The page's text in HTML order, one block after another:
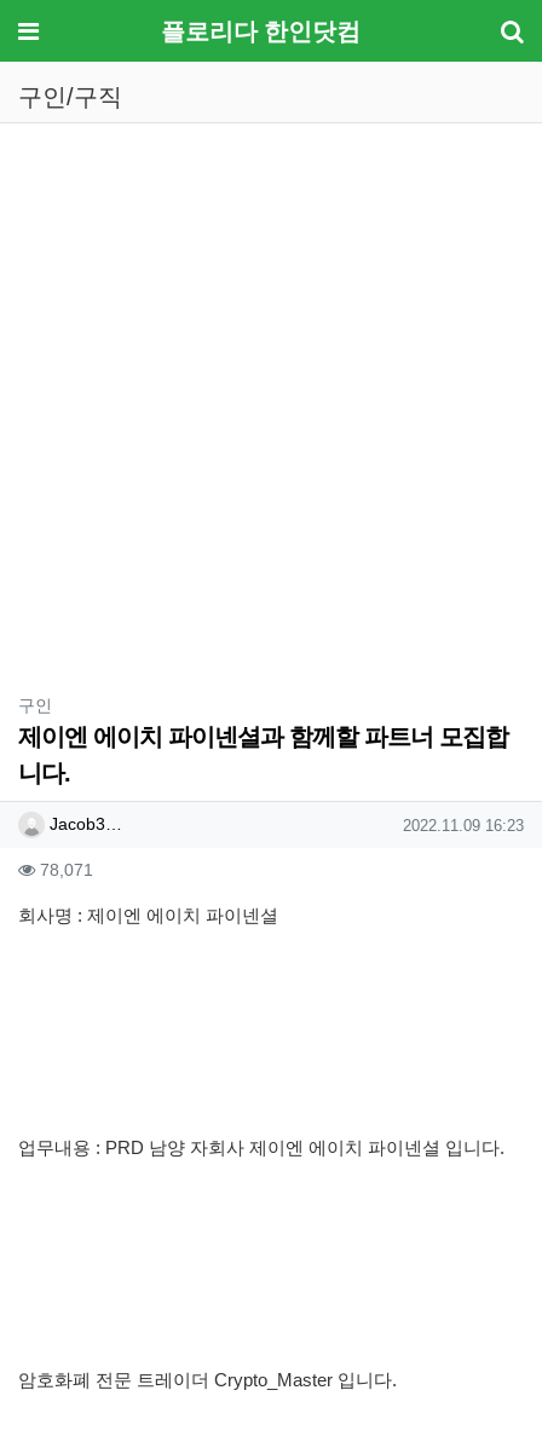
메뉴 플로리다 한인닷컴
구인/구직
구인
제이엔 에이치 파이넨셜과 함께할 파트너 모집합
니다.
작성자 정보
Jacob3… 작성일
2022.11.09 16:23
컨텐츠 정보
78,071
본문
회사명 : 제이엔 에이치 파이넨셜
업무내용 : PRD 남양 자회사 제이엔 에이치 파이넨셜 입니다.
암호화폐 전문 트레이더 Crypto_Master 입니다.